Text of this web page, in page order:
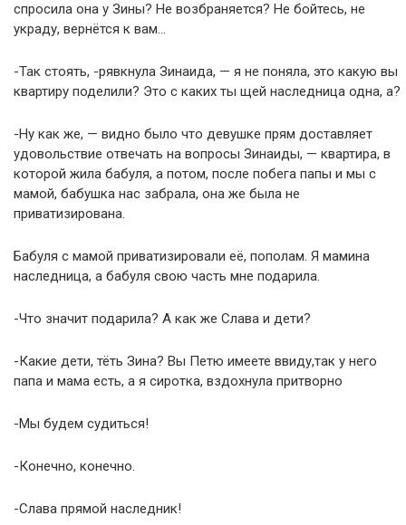
спросила она у Зины? Не возбраняется? Не бойтесь, не
украду, вернётся к вам…
-Так стоять, -рявкнула Зинаида, — я не поняла, это какую вы
квартиру поделили? Это с каких ты щей наследница одна, а?
-Ну как же, — видно было что девушке прям доставляет
удовольствие отвечать на вопросы Зинаиды, — квартира, в
которой жила бабуля, а потом, после побега папы и мы с
мамой, бабушка нас забрала, она же была не
приватизирована.
Бабуля с мамой приватизировали её, пополам. Я мамина
наследница, а бабуля свою часть мне подарила.
-Что значит подарила? А как же Слава и дети?
-Какие дети, тёть Зина? Вы Петю имеете ввиду,так у него
папа и мама есть, а я сиротка, вздохнула притворно
-Мы будем судиться!
-Конечно, конечно.
-Слава прямой наследник!